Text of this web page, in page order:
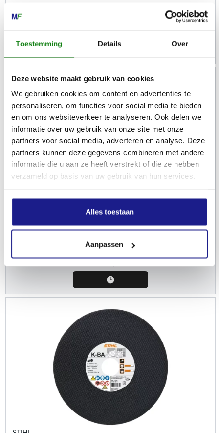
Toestemming Details Over
Deze website maakt gebruik van cookies
We gebruiken cookies om content en advertenties te
personaliseren, om functies voor social media te bieden
en om ons websiteverkeer te analyseren. Ook delen we
informatie over uw gebruik van onze site met onze
partners voor social media, adverteren en analyse. Deze
partners kunnen deze gegevens combineren met andere
informatie die u aan ze heeft verstrekt of die ze hebben
verzameld op basis van uw gebruik van hun services.
Alles toestaan
Aanpassen
Kunsthars doorslijpschijf, Ø 400 mm, staal, K-ME
Doorslijpschijven kunsthars